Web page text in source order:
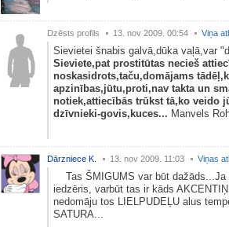
Dzēsts profils 13. nov 2009. 00:54 Viņa
Sievietei šnabis galvā,dūka vaļā,var
Sieviete,pat prostitūtas necieš
noskasidrots,taču,domājams
apzinības,jūtu,proti,nav takta un
notiek,attiecībās trūkst tā,ko veido
dzīvnieki-govis,kuces... Manvels
Dārzniece K. 13. nov 2009. 11:03 Viņas
Tas ŠMIGUMS var būt
iedzēris, varbūt tas ir kāds
nedomāju tos LIELPUDEĻU alus
SATURA...